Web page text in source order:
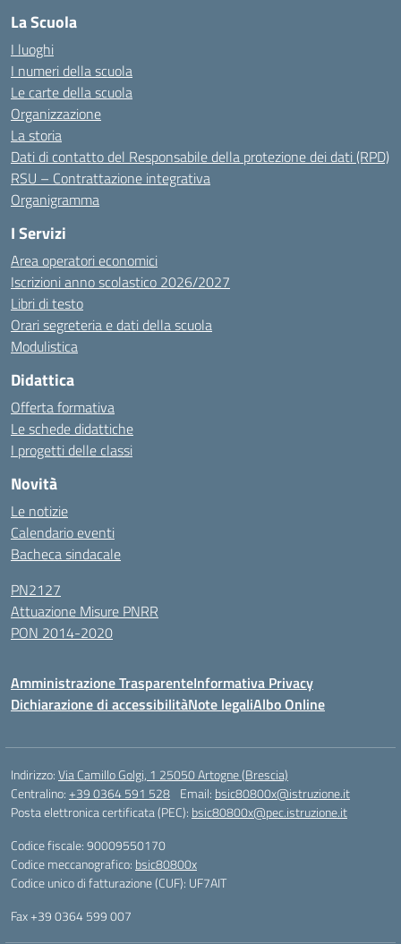
La Scuola
I luoghi
I numeri della scuola
Le carte della scuola
Organizzazione
La storia
Dati di contatto del Responsabile della protezione dei dati (RPD)
RSU – Contrattazione integrativa
Organigramma
I Servizi
Area operatori economici
Iscrizioni anno scolastico 2026/2027
Libri di testo
Orari segreteria e dati della scuola
Modulistica
Didattica
Offerta formativa
Le schede didattiche
I progetti delle classi
Novità
Le notizie
Calendario eventi
Bacheca sindacale
PN2127
Attuazione Misure PNRR
PON 2014-2020
Amministrazione TrasparenteInformativa Privacy
Dichiarazione di accessibilitàNote legaliAlbo Online
Indirizzo:Via Camillo Golgi, 1 25050 Artogne (Brescia)
Centralino:+39 0364 591 528 Email: bsic80800x@istruzione.it
Posta elettronica certificata (PEC): bsic80800x@pec.istruzione.it
Codice fiscale: 90009550170
Codice meccanografico: bsic80800x
Codice unico di fatturazione (CUF): UF7AIT
Fax +39 0364 599 007